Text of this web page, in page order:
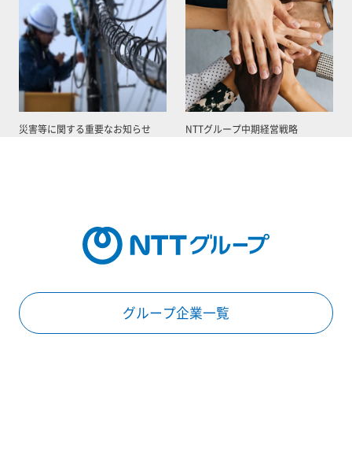
災害等に関する重要なお知らせ NTTグループ中期経営戦略
グループ企業一覧